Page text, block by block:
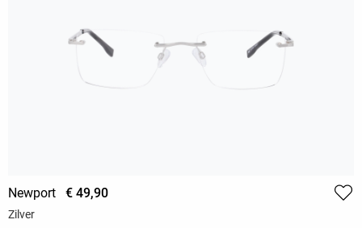
Newport € 49,90
Zilver